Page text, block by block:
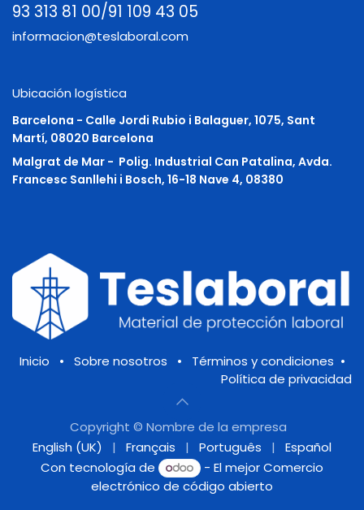
93 313 81 00/91 109 43 05
informacion@teslaboral.com
Ubicación logística
Barcelona - Calle Jordi Rubio i Balaguer, 1075, Sant
Martí, 08020 Barcelona
Malgrat de Mar - Polig. Industrial Can Patalina, Avda.
Francesc Sanllehi i Bosch, 16-18 Nave 4, 08380
Inicio • Sobre nosotros • Términos y condiciones •
Política de privacidad
Copyright © Nombre de la empresa
English (UK)
| Français | Português |
Español
Con tecnología de
- El mejorComercio
electrónico de código abierto